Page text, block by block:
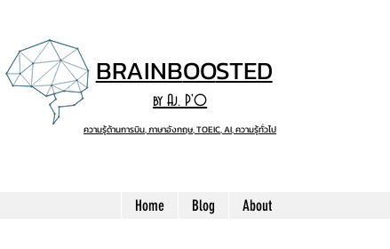
BRAINBOOSTED
by Aj. P'O
ความรู้ด้านการบิน, ภาษาอังกฤษ, TOEIC, AI, ความรู้ทั่วไป
Home Blog About